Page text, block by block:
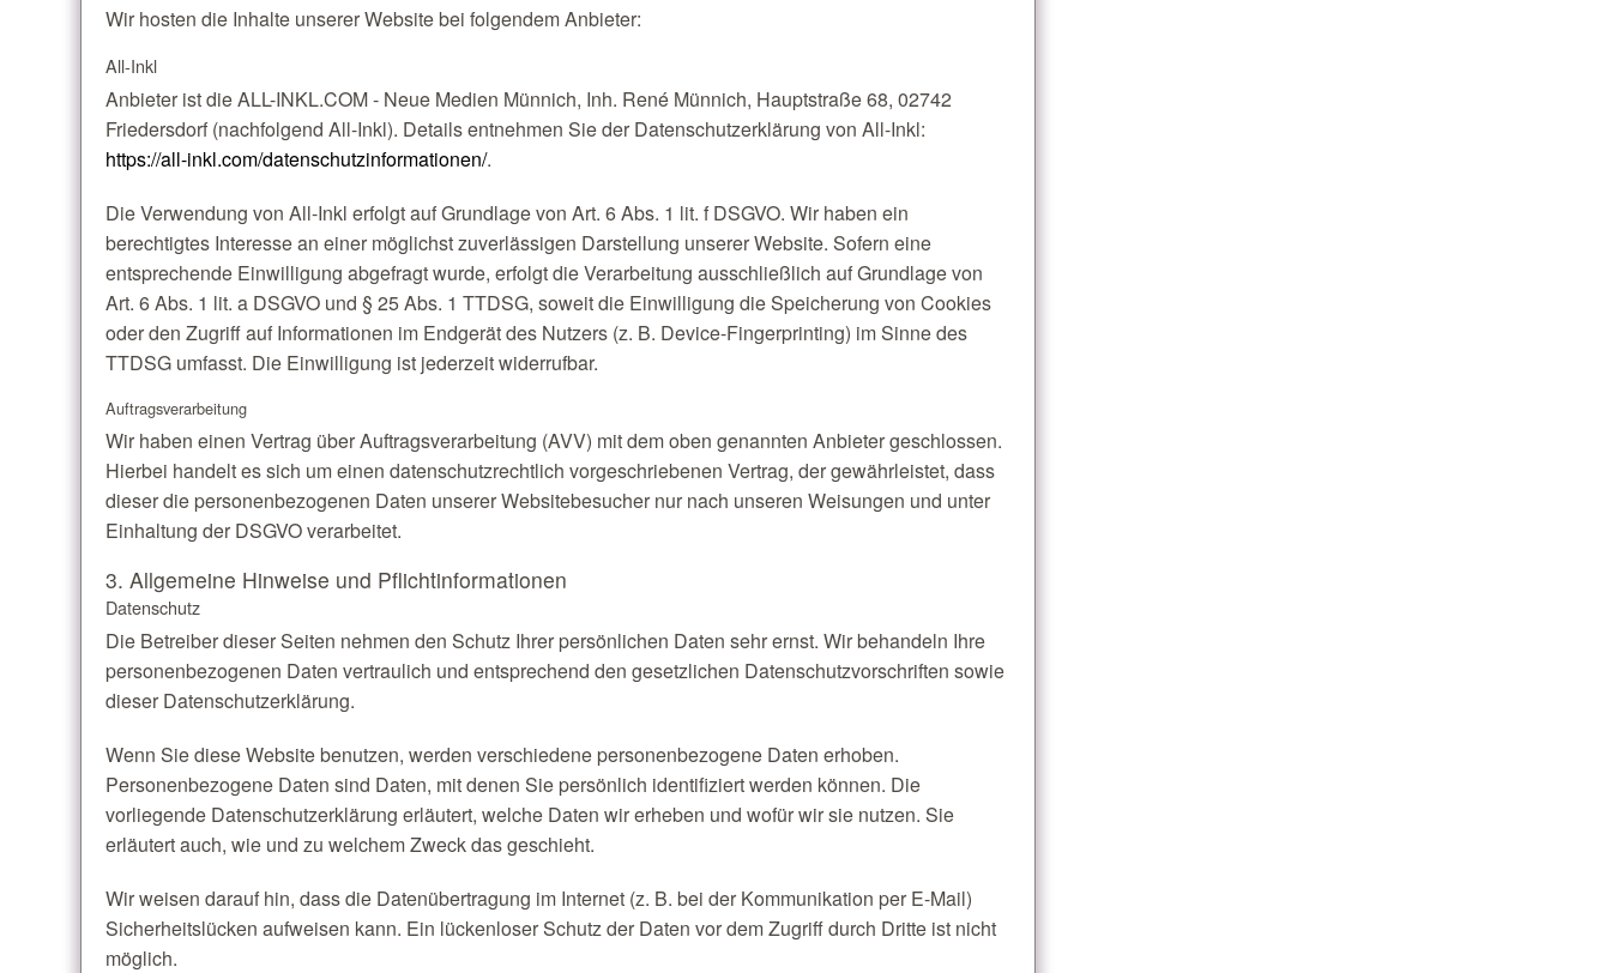
Wir hosten die Inhalte unserer Website bei folgendem Anbieter:
All-Inkl
Anbieter ist die ALL-INKL.COM - Neue Medien Münnich, Inh. René Münnich, Hauptstraße 68, 02742
Friedersdorf (nachfolgend All-Inkl). Details entnehmen Sie der Datenschutzerklärung von All-Inkl:
https://all-inkl.com/datenschutzinformationen/.
Die Verwendung von All-Inkl erfolgt auf Grundlage von Art. 6 Abs. 1 lit. f DSGVO. Wir haben ein
berechtigtes Interesse an einer möglichst zuverlässigen Darstellung unserer Website. Sofern eine
entsprechende Einwilligung abgefragt wurde, erfolgt die Verarbeitung ausschließlich auf Grundlage von
Art. 6 Abs. 1 lit. a DSGVO und § 25 Abs. 1 TTDSG, soweit die Einwilligung die Speicherung von Cookies
oder den Zugriff auf Informationen im Endgerät des Nutzers (z. B. Device-Fingerprinting) im Sinne des
TTDSG umfasst. Die Einwilligung ist jederzeit widerrufbar.
Auftragsverarbeitung
Wir haben einen Vertrag über Auftragsverarbeitung (AVV) mit dem oben genannten Anbieter geschlossen.
Hierbei handelt es sich um einen datenschutzrechtlich vorgeschriebenen Vertrag, der gewährleistet, dass
dieser die personenbezogenen Daten unserer Websitebesucher nur nach unseren Weisungen und unter
Einhaltung der DSGVO verarbeitet.
3. Allgemeine Hinweise und Pflicht­informationen
Datenschutz
Die Betreiber dieser Seiten nehmen den Schutz Ihrer persönlichen Daten sehr ernst. Wir behandeln Ihre
personenbezogenen Daten vertraulich und entsprechend den gesetzlichen Datenschutzvorschriften sowie
dieser Datenschutzerklärung.
Wenn Sie diese Website benutzen, werden verschiedene personenbezogene Daten erhoben.
Personenbezogene Daten sind Daten, mit denen Sie persönlich identifiziert werden können. Die
vorliegende Datenschutzerklärung erläutert, welche Daten wir erheben und wofür wir sie nutzen. Sie
erläutert auch, wie und zu welchem Zweck das geschieht.
Wir weisen darauf hin, dass die Datenübertragung im Internet (z. B. bei der Kommunikation per E-Mail)
Sicherheitslücken aufweisen kann. Ein lückenloser Schutz der Daten vor dem Zugriff durch Dritte ist nicht
möglich.